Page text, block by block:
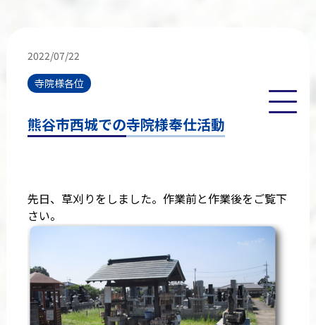
2022/07/22
寺院様各位
熊谷市西城での寺院様奉仕活動
先日、草刈りをしました。作業前と作業後をご覧下
さい。